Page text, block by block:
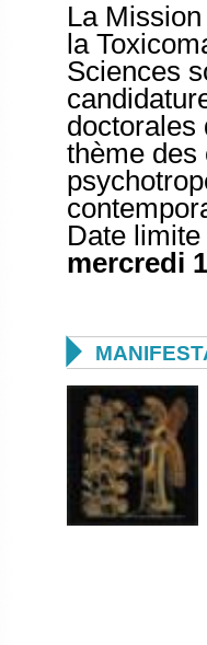
La
la
Sciences
doctorales
thème des
Date
mercredi
